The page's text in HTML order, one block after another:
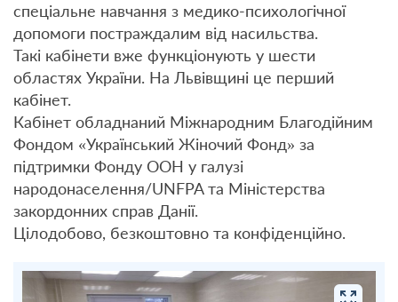
спеціальне навчання з медико-психологічної
допомоги постраждалим від насильства.
Такі кабінети вже функціонують у шести
областях України. На Львівщині це перший
кабінет.
Кабінет обладнаний Міжнародним Благодійним
Фондом «Український Жіночий Фонд» за
підтримки Фонду ООН у галузі
народонаселення/UNFPA та Міністерства
закордонних справ Данії.
Цілодобово, безкоштовно та конфіденційно.